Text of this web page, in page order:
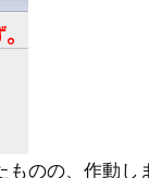
のの、作動し